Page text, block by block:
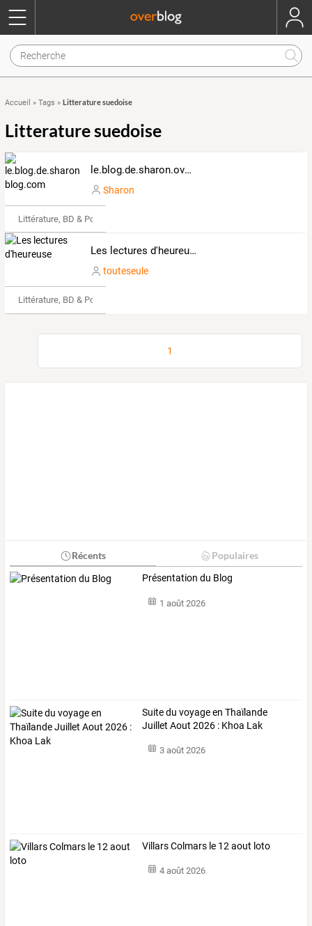
Accueil » Tags » Litterature suedoise
Litterature suedoise
le.blog.de.sharon.over-blog.com
Sharon
Littérature, BD & Poésie
Les lectures d'heureuse
touteseule
Littérature, BD & Poésie
1
Récents Populaires
Présentation du Blog
1 août 2026
Suite du voyage en Thaïlande
Juillet Aout 2026 : Khoa Lak
3 août 2026
Villars Colmars le 12 aout loto
4 août 2026